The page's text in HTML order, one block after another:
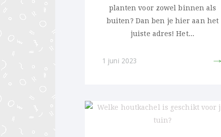
planten voor zowel binnen als
buiten? Dan ben je hier aan het
juiste adres! Het...
1 juni 2023